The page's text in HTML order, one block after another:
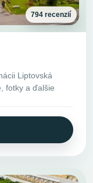
794 recenzií
Liptovská
fotky a ďalšie